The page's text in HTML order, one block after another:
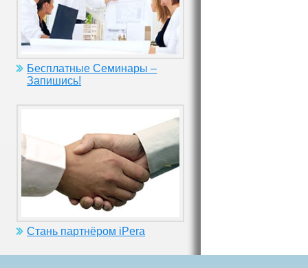
Бесплатные Семинары –
Запишись!
Стань партнёром iPera